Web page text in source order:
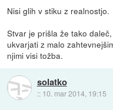
Nisi glih v stiku z realnostjo.
Stvar je prišla že tako
ukvarjati z malo
njimi visi tožba.
solatko
:: 10. mar 2014, 19:15